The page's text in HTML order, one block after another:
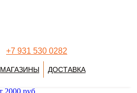
+7 931 530 0282
МАГАЗИНЫ ДОСТАВКА